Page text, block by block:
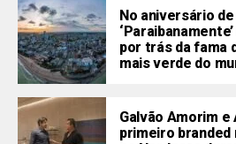
No aniversário
por trás da fama
mais verde do
Galvão Amorim
primeiro branded